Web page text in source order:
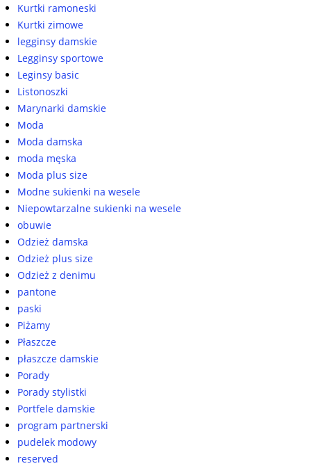
Kurtki ramoneski
Kurtki zimowe
legginsy damskie
Legginsy sportowe
Leginsy basic
Listonoszki
Marynarki damskie
Moda
Moda damska
moda męska
Moda plus size
Modne sukienki na wesele
Niepowtarzalne sukienki na wesele
obuwie
Odzież damska
Odzież plus size
Odzież z denimu
pantone
paski
Piżamy
Płaszcze
płaszcze damskie
Porady
Porady stylistki
Portfele damskie
program partnerski
pudelek modowy
reserved